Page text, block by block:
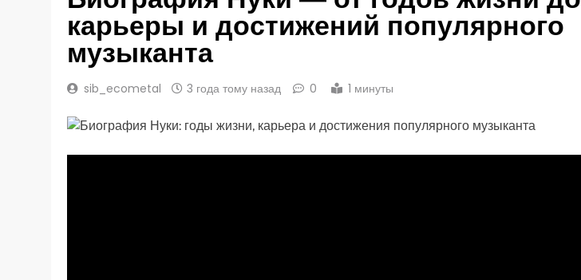
карьеры и достижений популярного
музыканта
sib_ecometal 3 года тому назад 0 1 минуты